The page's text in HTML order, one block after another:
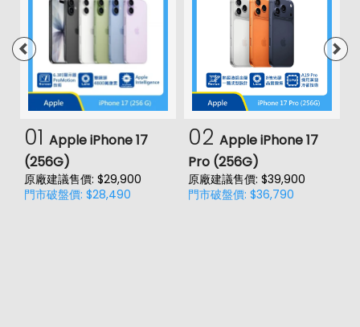
01 Apple iPhone 17
(256G)
原廠建議售價: $29,900
門市破盤價: $28,490
02 Apple iPhone 17
Pro (256G)
原廠建議售價: $39,900
門市破盤價: $36,790